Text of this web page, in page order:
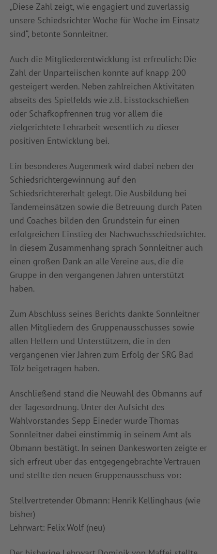
„Diese Zahl zeigt, wie engagiert und zuverlässig
unsere Schiedsrichter Woche für Woche im Einsatz
sind“, betonte Sonnleitner.
Auch die Mitgliederentwicklung ist erfreulich: Die
Zahl der Unparteiischen konnte auf knapp 200
gesteigert werden. Neben zahlreichen Aktivitäten
abseits des Spielfelds wie z.B. Eisstockschießen
oder Schafkopfrennen trug vor allem die
zielgerichtete Lehrarbeit wesentlich zu dieser
positiven Entwicklung bei.
Ein besonderes Augenmerk wird dabei neben der
Schiedsrichtergewinnung auf den
Schiedsrichtererhalt gelegt. Die Ausbildung bei
Tandemeinsätzen sowie die Betreuung durch Paten
und Coaches bilden den Grundstein für einen
erfolgreichen Einstieg der Nachwuchsschiedsrichter.
In diesem Zusammenhang sprach Sonnleitner auch
einen großen Dank an alle Vereine aus, die die
Gruppe in den vergangenen Jahren unterstützt
haben.
Zum Abschluss seines Berichts dankte Sonnleitner
allen Mitgliedern des Gruppenausschusses sowie
allen Helfern und Unterstützern, die in den
vergangenen vier Jahren zum Erfolg der SRG Bad
Tölz beigetragen haben.
Anschließend stand die Neuwahl des Obmanns auf
der Tagesordnung. Unter der Aufsicht des
Wahlvorstandes Sepp Eineder wurde Thomas
Sonnleitner dabei einstimmig in seinem Amt als
Obmann bestätigt. In seinen Dankesworten zeigte er
sich erfreut über das entgegengebrachte Vertrauen
und stellte den neuen Gruppenausschuss vor:
Stellvertretender Obmann: Henrik Kellinghaus (wie
bisher)
Lehrwart: Felix Wolf (neu)